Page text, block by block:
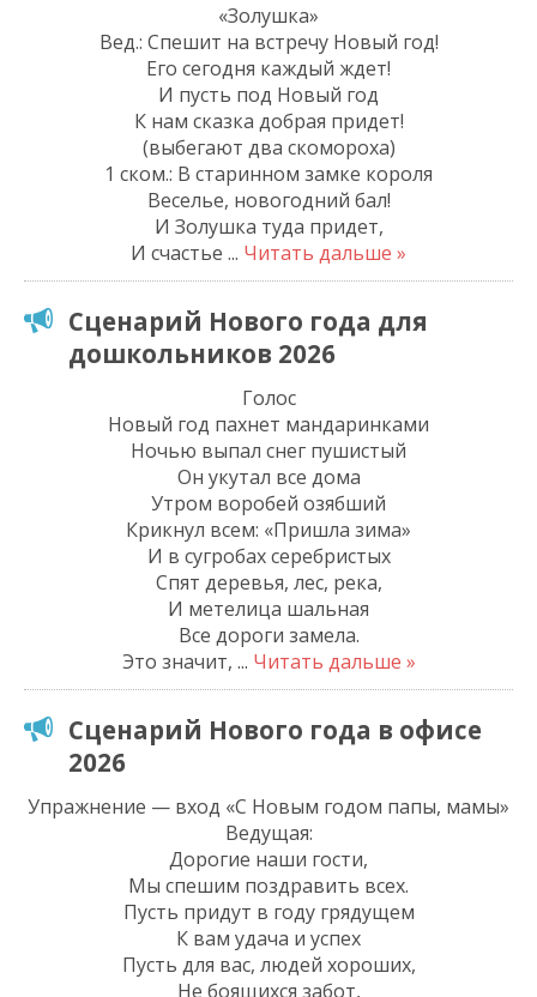
«Золушка»
Вед.: Спешит на встречу Новый год!
Его сегодня каждый ждет!
И пусть под Новый год
К нам сказка добрая придет!
(выбегают два скомороха)
1 ском.: В старинном замке короля
Веселье, новогодний бал!
И Золушка туда придет,
И счастье ... Читать дальше »
Сценарий Нового года для
дошкольников 2026
Голос
Новый год пахнет мандаринками
Ночью выпал снег пушистый
Он укутал все дома
Утром воробей озябший
Крикнул всем: «Пришла зима»
И в сугробах серебристых
Спят деревья, лес, река,
И метелица шальная
Все дороги замела.
Это значит, ... Читать дальше »
Сценарий Нового года в офисе
2026
Упражнение — вход «С Новым годом папы, мамы»
Ведущая:
Дорогие наши гости,
Мы спешим поздравить всех.
Пусть придут в году грядущем
К вам удача и успех
Пусть для вас, людей хороших,
Не боящихся забот,